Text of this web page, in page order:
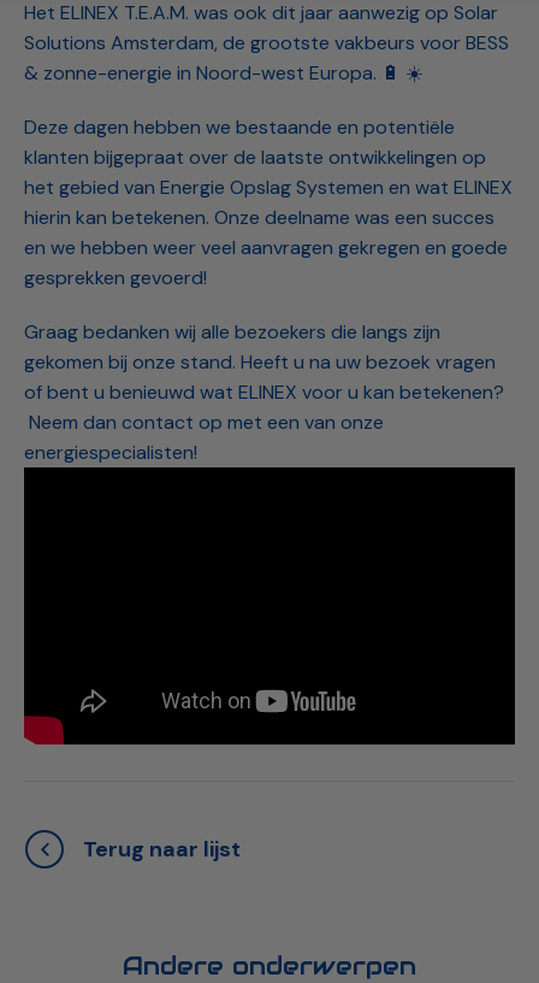
Het ELINEX T.E.A.M. was ook dit jaar aanwezig op Solar
Solutions Amsterdam, de grootste vakbeurs voor BESS
& zonne-energie in Noord-west Europa. 🔋 ☀️
Deze dagen hebben we bestaande en potentiële
klanten bijgepraat over de laatste ontwikkelingen op
het gebied van Energie Opslag Systemen en wat ELINEX
hierin kan betekenen. Onze deelname was een succes
en we hebben weer veel aanvragen gekregen en goede
gesprekken gevoerd! ⁠
Graag bedanken wij alle bezoekers die langs zijn
gekomen bij onze stand. Heeft u na uw bezoek vragen
of bent u benieuwd wat ELINEX voor u kan betekenen?
Neem dan contact op met een van onze
energiespecialisten!
Terug naar lijst
Andere onderwerpen